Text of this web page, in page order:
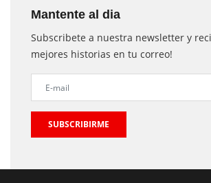
Mantente al dia
Subscribete a nuestra newsletter y
mejores historias en tu correo!
SUBSCRIBIRME